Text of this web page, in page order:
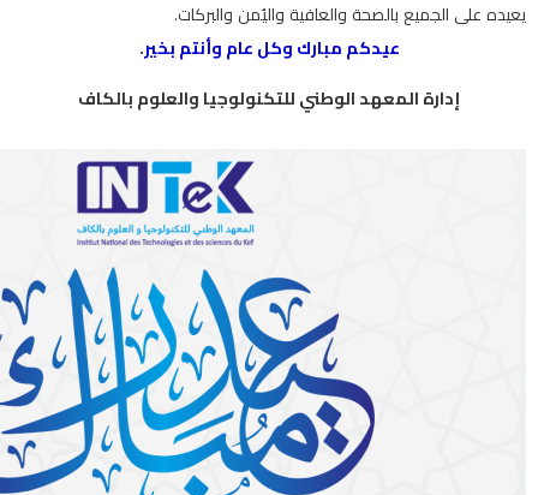
يعيده على الجميع بالصحة والعافية واليُمن والبركات.
عيدكم مبارك وكل عام وأنتم بخير.
إدارة المعهد الوطني للتكنولوجيا والعلوم بالكاف